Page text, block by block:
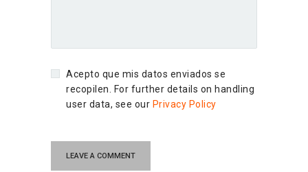
Acepto que mis datos enviados se
recopilen. For further details on handling
user data, see our Privacy Policy